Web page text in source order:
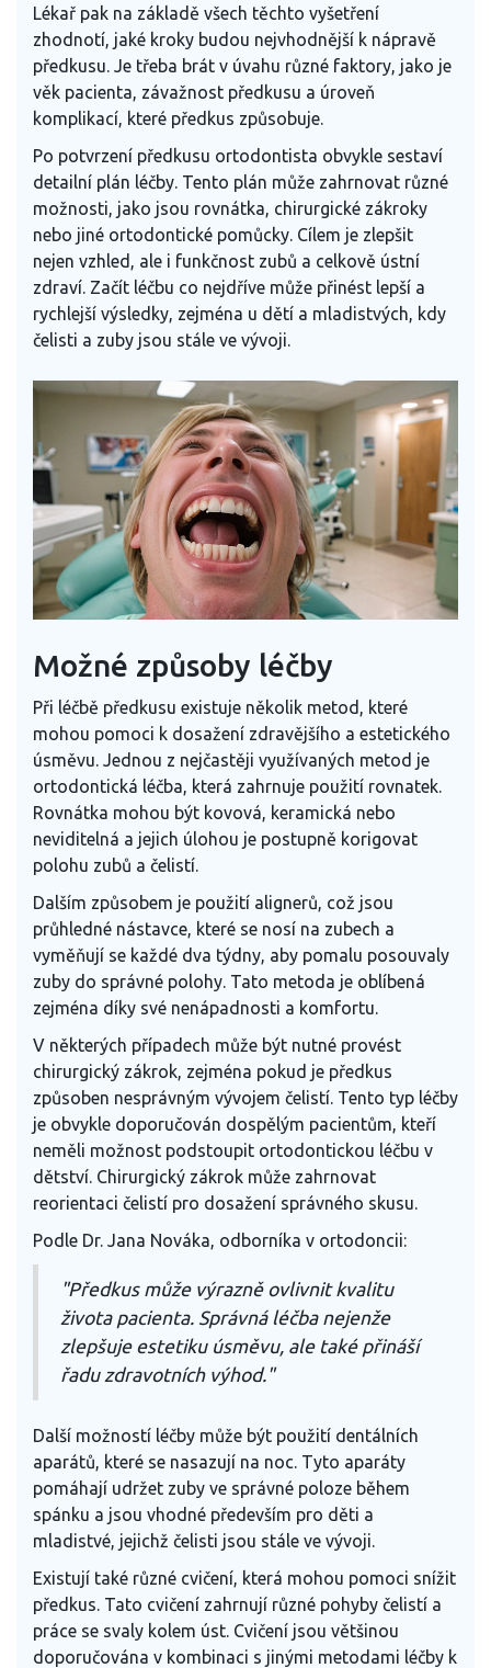
Lékař pak na základě všech těchto vyšetření
zhodnotí, jaké kroky budou nejvhodnější k nápravě
předkusu. Je třeba brát v úvahu různé faktory, jako je
věk pacienta, závažnost předkusu a úroveň
komplikací, které předkus způsobuje.
Po potvrzení předkusu ortodontista obvykle sestaví
detailní plán léčby. Tento plán může zahrnovat různé
možnosti, jako jsou rovnátka, chirurgické zákroky
nebo jiné ortodontické pomůcky. Cílem je zlepšit
nejen vzhled, ale i funkčnost zubů a celkově ústní
zdraví. Začít léčbu co nejdříve může přinést lepší a
rychlejší výsledky, zejména u dětí a mladistvých, kdy
čelisti a zuby jsou stále ve vývoji.
Možné způsoby léčby
Při léčbě předkusu existuje několik metod, které
mohou pomoci k dosažení zdravějšího a estetického
úsměvu. Jednou z nejčastěji využívaných metod je
ortodontická léčba, která zahrnuje použití rovnatek.
Rovnátka mohou být kovová, keramická nebo
neviditelná a jejich úlohou je postupně korigovat
polohu zubů a čelistí.
Dalším způsobem je použití alignerů, což jsou
průhledné nástavce, které se nosí na zubech a
vyměňují se každé dva týdny, aby pomalu posouvaly
zuby do správné polohy. Tato metoda je oblíbená
zejména díky své nenápadnosti a komfortu.
V některých případech může být nutné provést
chirurgický zákrok, zejména pokud je předkus
způsoben nesprávným vývojem čelistí. Tento typ léčby
je obvykle doporučován dospělým pacientům, kteří
neměli možnost podstoupit ortodontickou léčbu v
dětství. Chirurgický zákrok může zahrnovat
reorientaci čelistí pro dosažení správného skusu.
Podle Dr. Jana Nováka, odborníka v ortodoncii:
"Předkus může výrazně ovlivnit kvalitu
života pacienta. Správná léčba nejenže
zlepšuje estetiku úsměvu, ale také přináší
řadu zdravotních výhod."
Další možností léčby může být použití dentálních
aparátů, které se nasazují na noc. Tyto aparáty
pomáhají udržet zuby ve správné poloze během
spánku a jsou vhodné především pro děti a
mladistvé, jejichž čelisti jsou stále ve vývoji.
Existují také různé cvičení, která mohou pomoci snížit
předkus. Tato cvičení zahrnují různé pohyby čelistí a
práce se svaly kolem úst. Cvičení jsou většinou
doporučována v kombinaci s jinými metodami léčby k